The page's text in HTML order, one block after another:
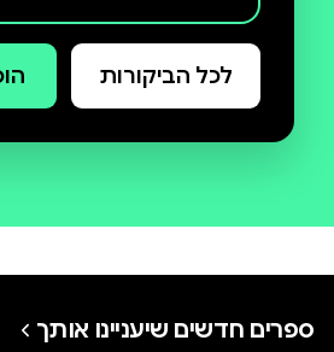
לחדור לחדרים נעולים,
במיטותיהם ודברים גרועים
כל זאת כדי להשיג את
לעולם התחתון המושחת של
לכל הביקורות
ספרים חדשים שיעניינו אותך